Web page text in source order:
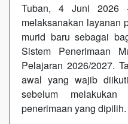
Tuban, 4 Juni 2026
melaksanakan layanan
murid baru sebagai
Sistem Penerimaan
Pelajaran 2026/2027.
awal yang wajib
sebelum
penerimaan yang dipilih.